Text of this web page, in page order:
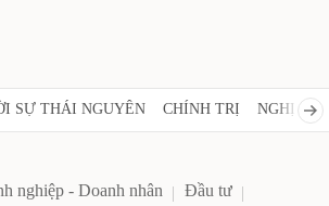
SỰ THÁI NGUYÊN CHÍNH TRỊ NGHỊ
nghiệp - Doanh nhân
Đầu tư